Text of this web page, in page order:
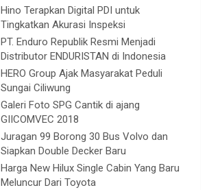
Hino Terapkan Digital PDI untuk
Tingkatkan Akurasi Inspeksi
PT. Enduro Republik Resmi Menjadi
Distributor ENDURISTAN di Indonesia
HERO Group Ajak Masyarakat Peduli
Sungai Ciliwung
Galeri Foto SPG Cantik di ajang
GIICOMVEC 2018
Juragan 99 Borong 30 Bus Volvo dan
Siapkan Double Decker Baru
Harga New Hilux Single Cabin Yang Baru
Meluncur Dari Toyota